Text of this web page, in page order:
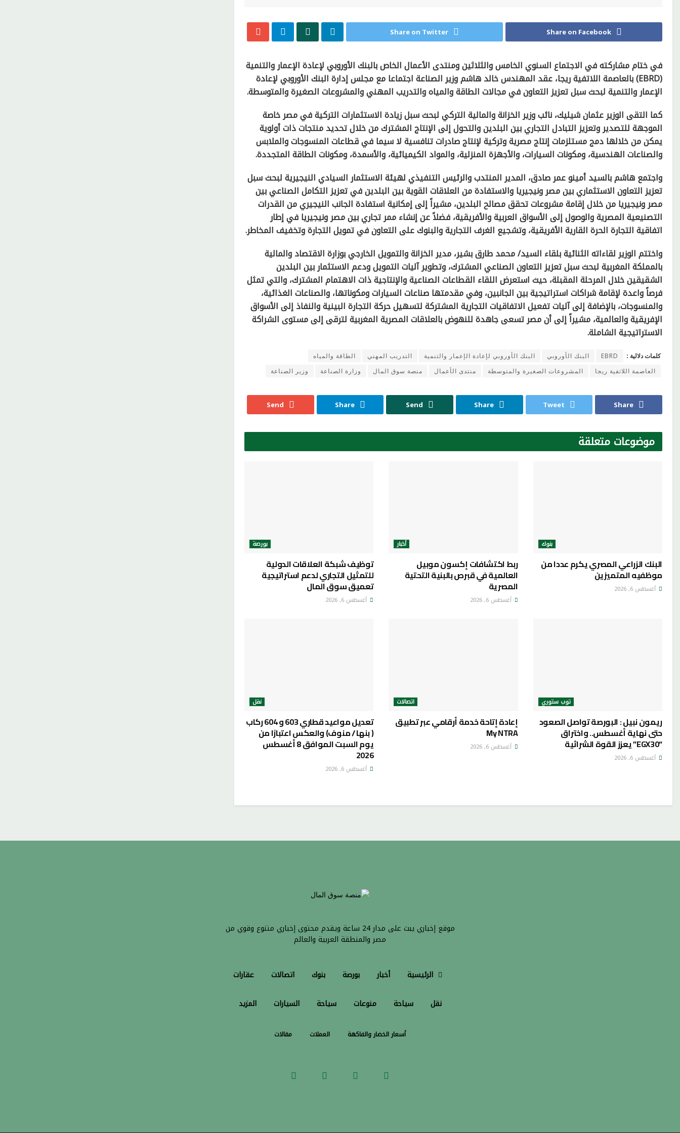
Share on Facebook
Share on Twitter
في ختام مشاركته في الاجتماع السنوي الخامس والثلاثين ومنتدى الأعمال الخاص بالبنك الأوروبي لإعادة الإعمار والتنمية
(EBRD) بالعاصمة اللاتفية ريجا، عقد المهندس خالد هاشم وزير الصناعة اجتماعا مع مجلس إدارة البنك الأوروبي لإعادة
الإعمار والتنمية لبحث سبل تعزيز التعاون في مجالات الطاقة والمياه والتدريب المهني والمشروعات الصغيرة والمتوسطة.
كما التقى الوزير عثمان شيليك، نائب وزير الخزانة والمالية التركي لبحث سبل زيادة الاستثمارات التركية في مصر خاصة
الموجهة للتصدير وتعزيز التبادل التجاري بين البلدين والتحول إلى الإنتاج المشترك من خلال تحديد منتجات ذات أولوية
يمكن من خلالها دمج مستلزمات إنتاج مصرية وتركية لإنتاج صادرات تنافسية لا سيما في قطاعات المنسوجات والملابس
والصناعات الهندسية، ومكونات السيارات، والأجهزة المنزلية، والمواد الكيميائية، والأسمدة، ومكونات الطاقة المتجددة.
واجتمع هاشم بالسيد أمينو عمر صادق، المدير المنتدب والرئيس التنفيذي لهيئة الاستثمار السيادي النيجيرية لبحث سبل
تعزيز التعاون الاستثماري بين مصر ونيجيريا والاستفادة من العلاقات القوية بين البلدين في تعزيز التكامل الصناعي بين
مصر ونيجيريا من خلال إقامة مشروعات تحقق مصالح البلدين، مشيراً إلى إمكانية استفادة الجانب النيجيري من القدرات
التصنيعية المصرية والوصول إلى الأسواق العربية والأفريقية، فضلاً عن إنشاء ممر تجاري بين مصر ونيجيريا في إطار
اتفاقية التجارة الحرة القارية الأفريقية، وتشجيع الغرف التجارية والبنوك على التعاون في تمويل التجارة وتخفيف المخاطر.
واختتم الوزير لقاءاته الثنائية بلقاء السيد/ محمد طارق بشير، مدير الخزانة والتمويل الخارجي بوزارة الاقتصاد والمالية
بالمملكة المغربية لبحث سبل تعزيز التعاون الصناعي المشترك، وتطوير آليات التمويل ودعم الاستثمار بين البلدين
الشقيقين خلال المرحلة المقبلة، حيث استعرض اللقاء القطاعات الصناعية والإنتاجية ذات الاهتمام المشترك، والتي تمثل
فرصاً واعدة لإقامة شراكات استراتيجية بين الجانبين، وفي مقدمتها صناعات السيارات ومكوناتها، والصناعات الغذائية،
والمنسوجات، بالإضافة إلى آليات تفعيل الاتفاقيات التجارية المشتركة لتسهيل حركة التجارة البينية والنفاذ إلى الأسواق
الإفريقية والعالمية، مشيراً إلى أن مصر تسعى جاهدة للنهوض بالعلاقات المصرية المغربية لترقى إلى مستوى الشراكة
الاستراتيجية الشاملة.
كلمات دلالية : EBRD البنك الأوروبي البنك الأوروبي لإعادة الإعمار والتنمية التدريب المهني
الطاقة والمياه
العاصمة اللاتفية ريجا
المشروعات الصغيرة والمتوسطة منتدى الأعمال منصة سوق المال وزارة الصناعة وزير الصناعة
Share
Tweet
Share
Send
Share
Send
موضوعات متعلقة
بنوك
البنك الزراعي المصري يكرم عددا من
موظفيه المتميزين
أغسطس 6, 2026
أخبار
ربط اكتشافات إكسون موبيل
العالمية في قبرص بالبنية التحتية
المصرية
أغسطس 6, 2026
بورصة
توظيف شبكة العلاقات الدولية
للتمثيل التجاري لدعم استراتيجية
تعميق سوق المال
أغسطس 6, 2026
توب ستوري
ريمون نبيل : البورصة تواصل الصعود
حتى نهاية أغسطس.. واختراق
“EGX30” يعزز القوة الشرائية
أغسطس 6, 2026
اتصالات
إعادة إتاحة خدمة أرقامي عبر تطبيق
My NTRA
أغسطس 6, 2026
نقل
تعديل مواعيد قطاري 603 و 604 ركاب
( بنها / منوف) والعكس اعتبارًا من
يوم السبت الموافق 8 أغسطس
2026
أغسطس 6, 2026
موقع إخباري يبث على مدار 24 ساعة ويقدم محتوى إخباري متنوع وقوي من
مصر والمنطقة العربية والعالم
الرئيسية أخبار بورصة بنوك اتصالات عقارات
نقل سياحة منوعات سياحة السيارات المزيد
أسعار الخضار والفاكهة العملات مقالات